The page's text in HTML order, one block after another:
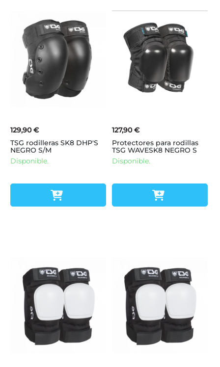
129,90 €
TSG rodilleras SK8 DHP'S
NEGRO S/M
Disponible.
127,90 €
Protectores para rodillas
TSG WAVESK8 NEGRO S
Disponible.